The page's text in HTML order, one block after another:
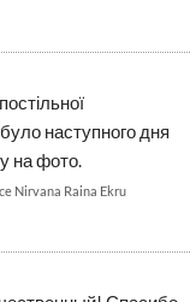
наступного дня
на фото.
Nirvana Raina Ekru